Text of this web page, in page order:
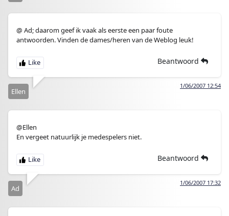
@ Ad; daarom geef ik vaak als eerste een paar foute
antwoorden. Vinden de dames/heren van de Weblog leuk!
Beantwoord
1/06/2007 12:54
Ellen
@Ellen
En vergeet natuurlijk je medespelers niet.
Beantwoord
1/06/2007 17:32
Ad